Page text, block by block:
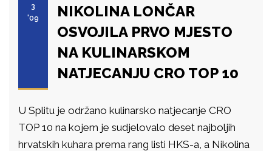
3
'09
NIKOLINA LONČAR
OSVOJILA PRVO MJESTO
NA KULINARSKOM
NATJECANJU CRO TOP 10
U Splitu je održano kulinarsko natjecanje CRO
TOP 10 na kojem je sudjelovalo deset najboljih
hrvatskih kuhara prema rang listi HKS-a, a Nikolina